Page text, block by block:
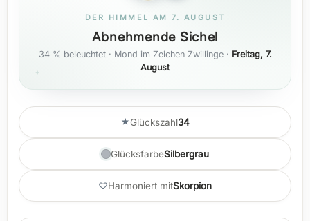
DER HIMMEL AM 7. AUGUST
Abnehmende Sichel
34 % beleuchtet · Mond im Zeichen Zwillinge · Freitag, 7.
August
Glückszahl34
GlücksfarbeSilbergrau
Harmoniert mitSkorpion